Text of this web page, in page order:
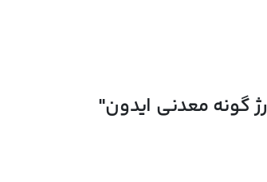
برتر را در دسترس شما قرار می دهد و لذت انجام میکاپ
گونه معدنی ایدون"